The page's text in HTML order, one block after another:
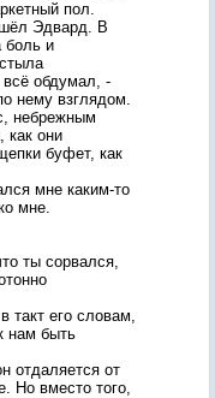
пол.
Эдвард. В
боль и
обдумал, -
нему взглядом.
небрежным
как они
буфет, как
мне каким-то
мне.
ты сорвался,
такт его словам,
нам быть
отдаляется от
Но вместо того,